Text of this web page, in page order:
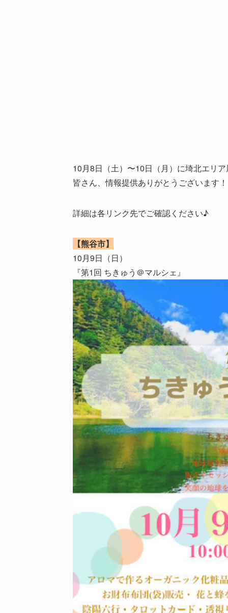
10月8日（土）〜10日（月）に埼北エリ
皆さん、情報提供ありがとうございます！
詳細は各リンク先でご確認ください♪
【熊谷市】
10月9日（日）
『第1回 ちきゅう＠マルシェ』